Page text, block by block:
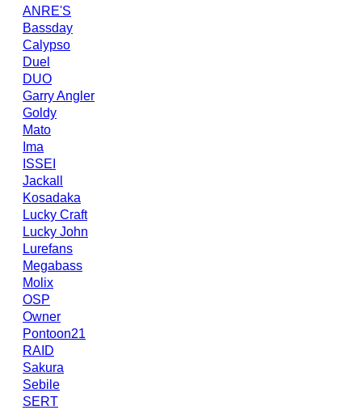
ANRE'S
Bassday
Calypso
Duel
DUO
Garry Angler
Goldy
Mato
Ima
ISSEI
Jackall
Kosadaka
Lucky Craft
Lucky John
Lurefans
Megabass
Molix
OSP
Owner
Pontoon21
RAID
Sakura
Sebile
SERT